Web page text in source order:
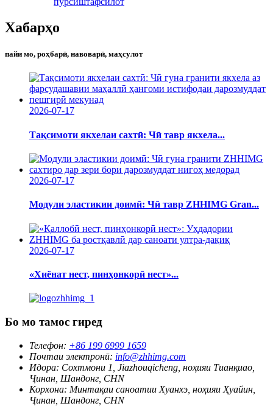
Хабарҳо
пайи мо, роҳбарӣ, навоварӣ, маҳсулот
2026-07-17
Тақсимоти якхелаи сахтӣ: Чӣ тавр якхела...
2026-07-17
Модули эластикии доимӣ: Чӣ тавр ZHHIMG Gran...
2026-07-17
«Хиёнат нест, пинҳонкорӣ нест»...
Бо мо тамос гиред
Телефон: +86 199 6999 1659
Почтаи электронӣ: info@zhhimg.com
Идора: Сохтмони 1, Jiazhouqicheng, ноҳияи Тианқиао,
Ҷинан, Шандонг, CHN
Корхона: Минтақаи саноатии Хуанхэ, ноҳияи Ҳуайин,
Ҷинан, Шандонг, CHN